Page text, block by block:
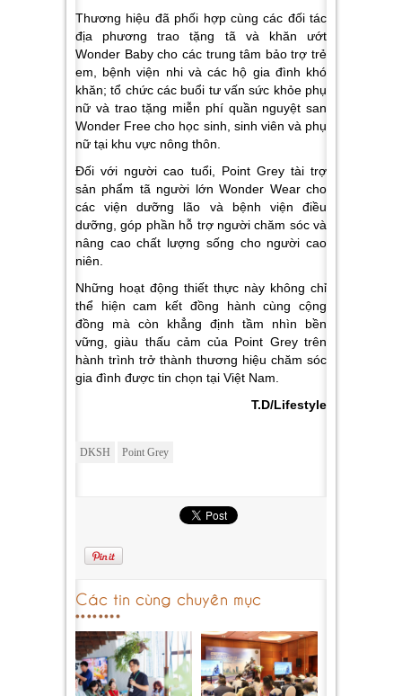
Thương hiệu đã phối hợp cùng các đối tác
địa phương trao tặng tã và khăn ướt
Wonder Baby cho các trung tâm bảo trợ trẻ
em, bệnh viện nhi và các hộ gia đình khó
khăn; tổ chức các buổi tư vấn sức khỏe phụ
nữ và trao tặng miễn phí quần nguyệt san
Wonder Free cho học sinh, sinh viên và phụ
nữ tại khu vực nông thôn.
Đối với người cao tuổi, Point Grey tài trợ
sản phẩm tã người lớn Wonder Wear cho
các viện dưỡng lão và bệnh viện điều
dưỡng, góp phần hỗ trợ người chăm sóc và
nâng cao chất lượng sống cho người cao
niên.
Những hoạt động thiết thực này không chỉ
thể hiện cam kết đồng hành cùng cộng
đồng mà còn khẳng định tầm nhìn bền
vững, giàu thấu cảm của Point Grey trên
hành trình trở thành thương hiệu chăm sóc
gia đình được tin chọn tại Việt Nam.
T.D/Lifestyle
DKSH Point Grey
Các tin cùng chuyên mục